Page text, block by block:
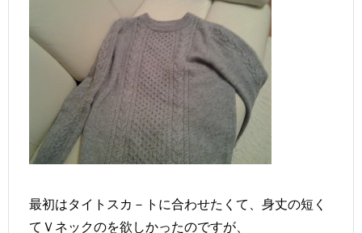
最初はタイトスカ－トに合わせたくて、身丈の短く
てＶネックのを欲しかったのですが、